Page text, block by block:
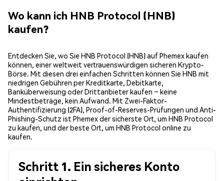
Wo kann ich HNB Protocol (HNB)
kaufen?
Entdecken Sie, wo Sie HNB Protocol (HNB) auf Phemex kaufen
können, einer weltweit vertrauenswürdigen sicheren Krypto-
Börse. Mit diesen drei einfachen Schritten können Sie HNB mit
niedrigen Gebühren per Kreditkarte, Debitkarte,
Banküberweisung oder Drittanbieter kaufen – keine
Mindestbeträge, kein Aufwand. Mit Zwei-Faktor-
Authentifizierung (2FA), Proof-of-Reserves-Prüfungen und Anti-
Phishing-Schutz ist Phemex der sicherste Ort, um HNB Protocol
zu kaufen, und der beste Ort, um HNB Protocol online zu
kaufen.
Schritt 1. Ein sicheres Konto